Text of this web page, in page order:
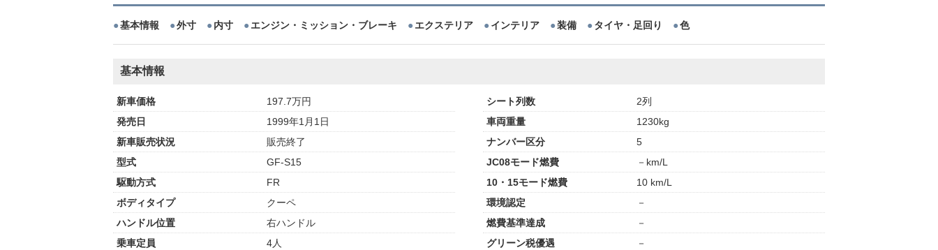
基本情報 外寸 内寸 エンジン・ミッション・ブレーキ エクステリア インテリア 装備 タイヤ・足回り 色
基本情報
新車価格
197.7万円
発売日
1999年1月1日
新車販売状況
販売終了
型式
GF-S15
駆動方式
FR
ボディタイプ
クーペ
ハンドル位置
右ハンドル
乗車定員
4人
シート列数
2列
車両重量
1230kg
ナンバー区分
5
JC08モード燃費
－km/L
10・15モード燃費
10 km/L
環境認定
－
燃費基準達成
－
グリーン税優遇
－